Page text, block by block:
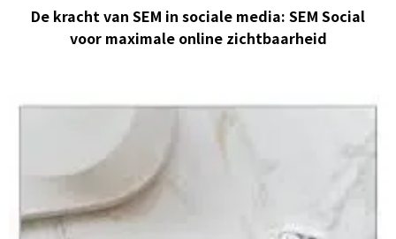
De kracht van SEM in sociale media: SEM Social
voor maximale online zichtbaarheid